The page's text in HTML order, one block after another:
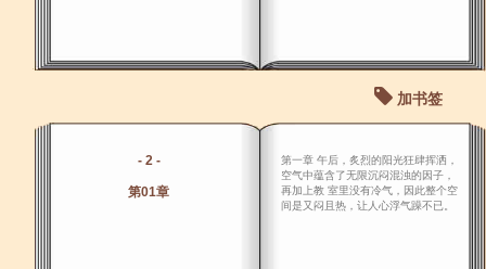
加书签
- 2 -
第01章
第一章 午后，炙烈的阳光狂肆挥洒，
空气中蕴含了无限沉闷混浊的因子，
再加上教 室里没有冷气，因此整个空
间是又闷且热，让人心浮气躁不已。